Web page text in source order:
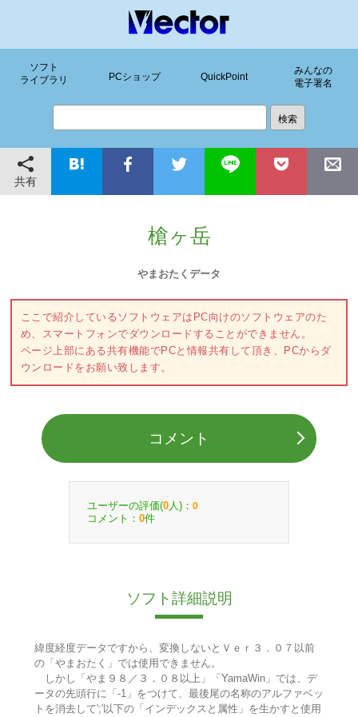
ソフト
ライブラリ
PCショップ QuickPoint
みんなの
電子署名
共有
槍ヶ岳
やまおたくデータ
ここで紹介しているソフトウェアはPC向けのソフトウェアのた
め、スマートフォンでダウンロードすることができません。
ページ上部にある共有機能でPCと情報共有して頂き、PCからダ
ウンロードをお願い致します。
コメント
ユーザーの評価(0 人)： 0
コメント： 0件
ソフト詳細説明
緯度経度データですから、変換しないとＶｅｒ３．０７以前
の「やまおたく」では使用できません。
しかし「やま９８／３．０８以上」「YamaWin」では、デ
ータの先頭行に「-1」をつけて、最後尾の名称のアルファベッ
トを消去して';'以下の「インデックスと属性」を生かすと使用